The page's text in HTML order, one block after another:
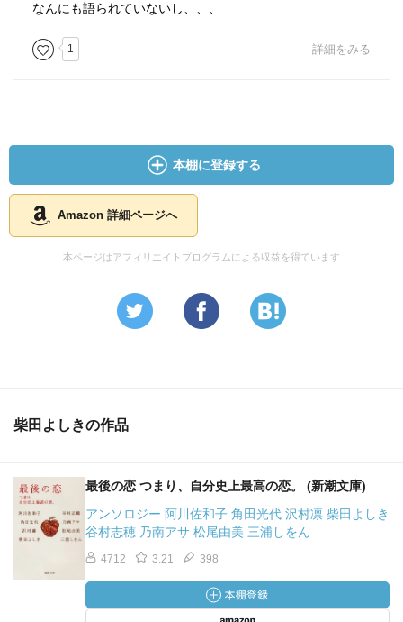
なんにも語られていないし、、、
1 詳細をみる
本棚に登録する
Amazon 詳細ページへ
本ページはアフィリエイトプログラムによる収益を得ています
柴田よしきの作品
最後の恋 つまり、自分史上最高の恋。 (新潮文庫)
アンソロジー 阿川佐和子 角田光代 沢村凛 柴田よしき
谷村志穂 乃南アサ 松尾由美 三浦しをん
4712 3.21 398